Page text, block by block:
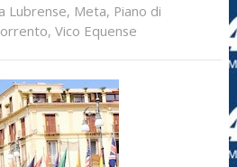
Lubrense, Meta, Piano di
, Vico Equense